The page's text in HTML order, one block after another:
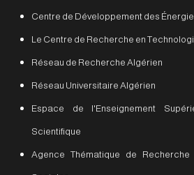
Centre de Développement des
Le Centre de Recherche en
Réseau de Recherche Algérien
Réseau Universitaire Algérien
Espace de l'Enseignement
Scientifique
Agence Thématique de